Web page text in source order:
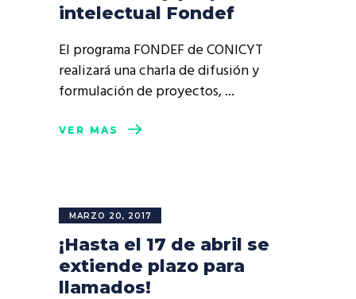
intelectual Fondef
El programa FONDEF de CONICYT
realizará una charla de difusión y
formulación de proyectos,
VER MÁS
MARZO 20, 2017
¡Hasta el 17 de abril se
extiende plazo para
llamados!